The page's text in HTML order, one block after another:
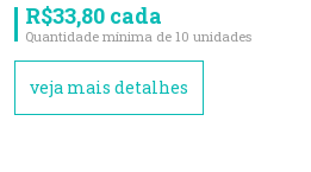
R$33,80 cada
Quantidade mínima de 10 unidades
veja mais detalhes